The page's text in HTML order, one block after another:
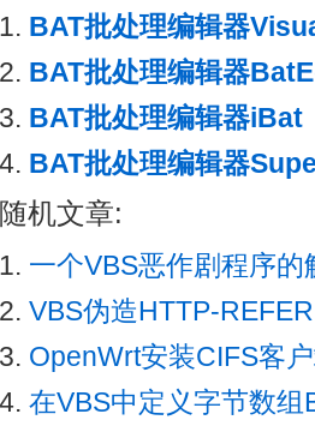
BAT批处理编辑器
BAT批处理编辑器
BAT批处理编辑器iBat
BAT批处理编辑器
随机文章:
一个VBS恶作剧程序的
VBS伪造HTTP-
OpenWrt安装CIFS客
在VBS中定义字节数组